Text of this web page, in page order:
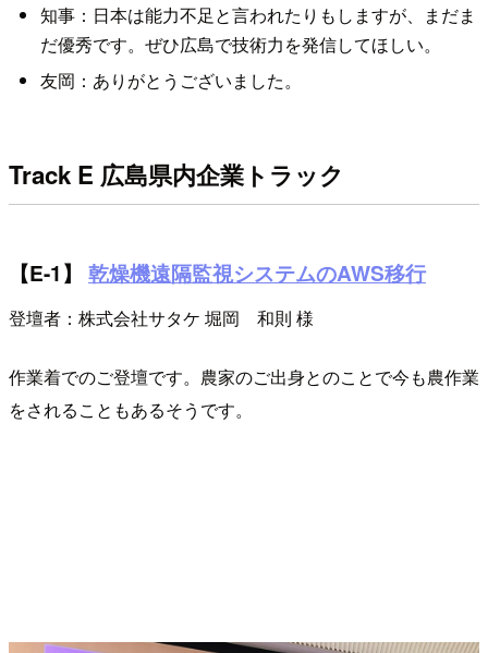
知事：日本は能力不足と言われたりもしますが、まだま
だ優秀です。ぜひ広島で技術力を発信してほしい。
友岡：ありがとうございました。
Track E 広島県内企業トラック
【E-1】 乾燥機遠隔監視システムのAWS移行
登壇者：株式会社サタケ 堀岡 和則 様
作業着でのご登壇です。農家のご出身とのことで今も農作業
をされることもあるそうです。